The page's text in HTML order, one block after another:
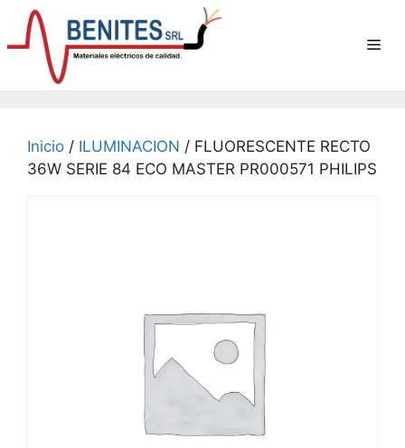
Saltar
contenido
Inicio / ILUMINACION / FLUORESCENTE RECTO
36W SERIE 84 ECO MASTER PR000571 PHILIPS